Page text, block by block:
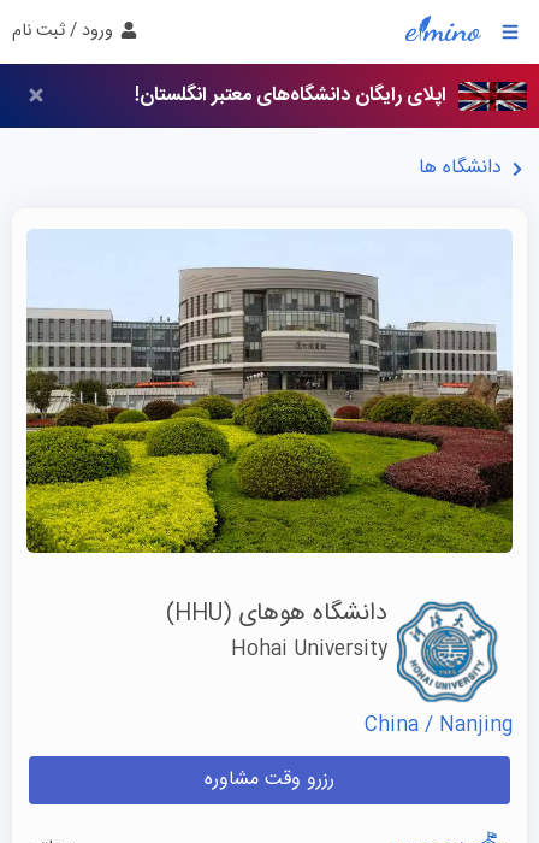
ورود / ثبت نام
اپلای رایگان دانشگاه‌های معتبر انگلستان!
دانشگاه ها
دانشگاه هوهای (HHU)
Hohai University
China / Nanjing
رزرو وقت مشاوره